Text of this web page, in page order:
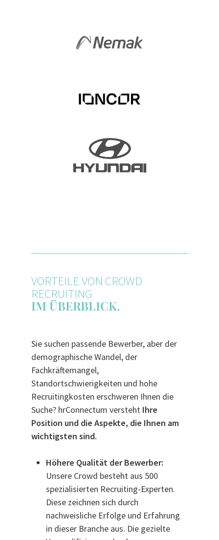
VORTEILE VON CROWD
RECRUITING
IM ÜBERBLICK.
Sie suchen passende Bewerber, aber der
demographische Wandel, der
Fachkräftemangel,
Standortschwierigkeiten und hohe
Recruitingkosten erschweren Ihnen die
Suche? hrConnectum versteht Ihre
Position und die Aspekte, die Ihnen am
wichtigsten sind.
Höhere Qualität der Bewerber:
Unsere Crowd besteht aus 500
spezialisierten Recruiting-Experten.
Diese zeichnen sich durch
nachweisliche Erfolge und Erfahrung
in dieser Branche aus. Die gezielte